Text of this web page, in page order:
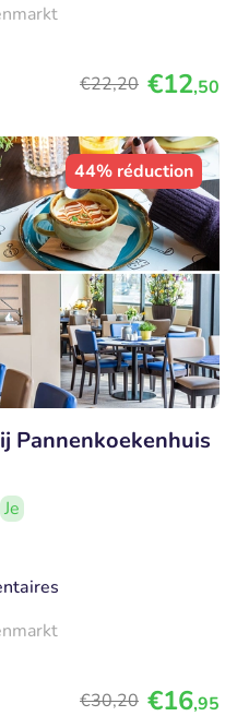
€22,20 €12,50
44% réduction
Pannenkoekenhuis
Je
€30,20 €16,95